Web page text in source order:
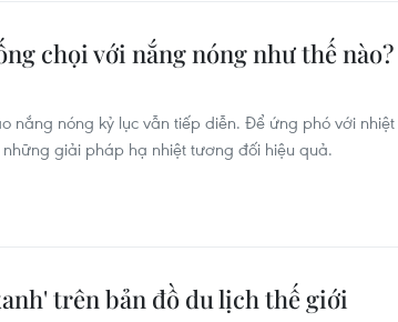
chọi với nắng nóng như thế nào?
nóng kỷ lục vẫn tiếp diễn. Để ứng phó với nhiệt
giải pháp hạ nhiệt tương đối hiệu quả.
trên bản đồ du lịch thế giới